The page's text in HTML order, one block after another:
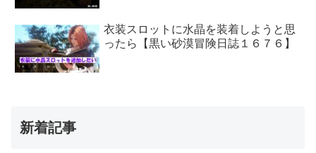
衣装スロットに水晶を装着しようと思
ったら【黒い砂漠冒険日誌１６７６】
新着記事